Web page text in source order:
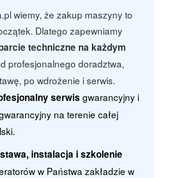
wiemy, że zakup maszyny to
Dlatego zapewniamy
techniczne na każdym
profesjonalnego doradztwa,
po wdrożenie i serwis.
serwis gwarancyjny i
na terenie całej
instalacja i szkolenie
w Państwa zakładzie w